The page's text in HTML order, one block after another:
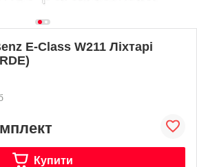
E-Class W211 Ліхтарі
Купити